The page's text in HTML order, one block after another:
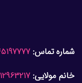
شماره تماس:
خانم مولایی: